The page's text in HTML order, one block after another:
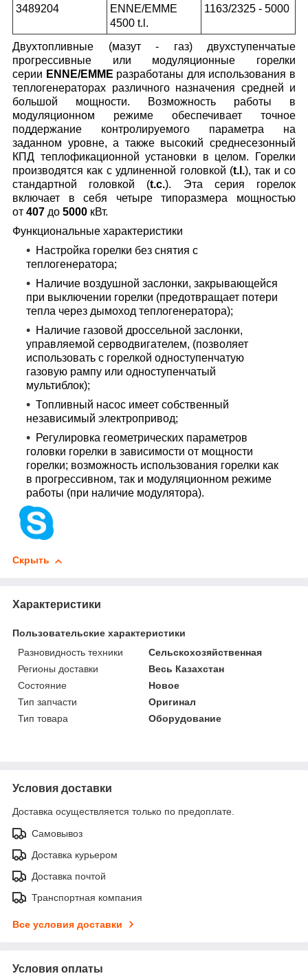
3489204
ENNE/EMME
4500 t.l.
1163/2325 - 5000
Двухтопливные (мазут - газ) двухступенчатые
прогрессивные или модуляционные горелки
серии ENNE/EMME разработаны для использования в
теплогенераторах различного назначения средней и
большой мощности. Возможность работы в
модуляционном режиме обеспечивает точное
поддержание контролируемого параметра на
заданном уровне, а также высокий среднесезонный
КПД теплофикационной установки в целом. Горелки
производятся как с удлиненной головкой (t.l.), так и со
стандартной головкой (t.c.). Эта серия горелок
включает в себя четыре типоразмера мощностью
от 407 до 5000 кВт.
Функциональные характеристики
Настройка горелки без снятия с
теплогенератора;
Наличие воздушной заслонки, закрывающейся
при выключении горелки (предотвращает потери
тепла через дымоход теплогенератора);
Наличие газовой дроссельной заслонки,
управляемой серводвигателем, (позволяет
использовать с горелкой одноступенчатую
газовую рампу или одноступенчатый
мультиблок);
Топливный насос имеет собственный
независимый электропривод;
Регулировка геометрических параметров
головки горелки в зависимости от мощности
горелки; возможность использования горелки как
в прогрессивном, так и модуляционном режиме
работы (при наличие модулятора).
Скрыть
Характеристики
Пользовательские характеристики
Разновидность техники
Сельскохозяйственная
Регионы доставки
Весь Казахстан
Состояние
Новое
Тип запчасти
Оригинал
Тип товара
Оборудование
Условия доставки
Доставка осуществляется только по предоплате.
Самовывоз
Доставка курьером
Доставка почтой
Транспортная компания
Все условия доставки
Условия оплаты